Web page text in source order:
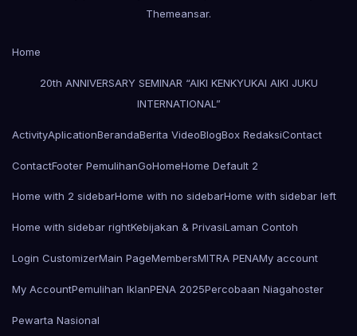
Themeansar.
Home
20th ANNIVERSARY SEMINAR “AIKI KENKYUKAI AIKI JUKU
INTERNATIONAL”
ActivityAplicationBerandaBerita VideoBlogBox RedaksiContact
ContactFooter PemulihanGoHomeHome Default 2
Home with 2 sidebarHome with no sidebarHome with sidebar left
Home with sidebar rightKebijakan & PrivasiLaman Contoh
Login CustomizerMain PageMembersMITRA PENAMy account
My AccountPemulihan IklanPENA 2025Percobaan Niagahoster
Pewarta Nasional